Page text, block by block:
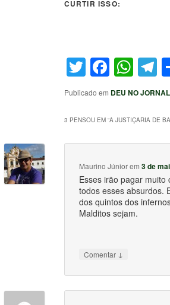
CURTIR ISSO:
Twitter
Publicado em DEU NO JORNAL
3 PENSOU EM “A JUSTIÇARIA DE
Maurino Júniorem3 de
Esses irão pagar
todos esses absurdos.
dos quintos dos
Malditos sejam.
Comentar ↓